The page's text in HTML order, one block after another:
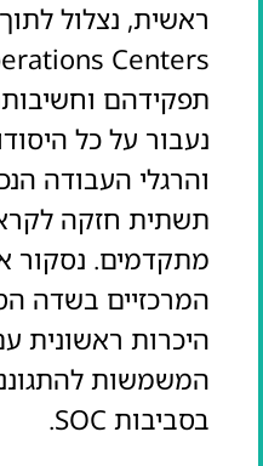
תפקידהם
נעבור על כל
והרגלי העבודה
תשתית חזקה
מתקדמים. נסקור
המרכזיים בשדה
היכרות ראשונית
המשמשות
בסביבות SOC.